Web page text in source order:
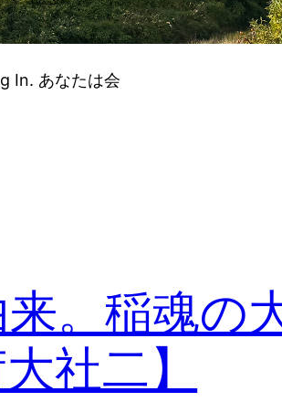
In. あなたは会
。稲魂の
社二】